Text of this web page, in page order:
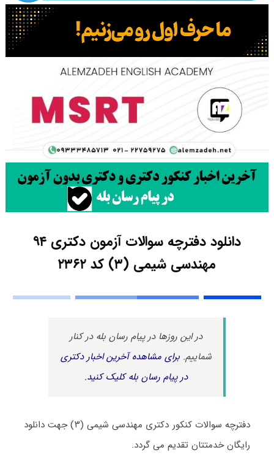
دانلود دفترچه سوالات آزمون دکتری ۹۴
مهندسی شیمی (۳) کد ۲۳۶۲
در این روزها در پیام رسان بله در کنار
شماییم.برای مشاهده آخرین اخبار دکتری
در پیام رسان بله کلیک کنید.
دفترچه سوالات کنکور دکتری مهندسی شیمی (۳) جهت دانلود
رایگان خدمتتان تقدیم می گردد.